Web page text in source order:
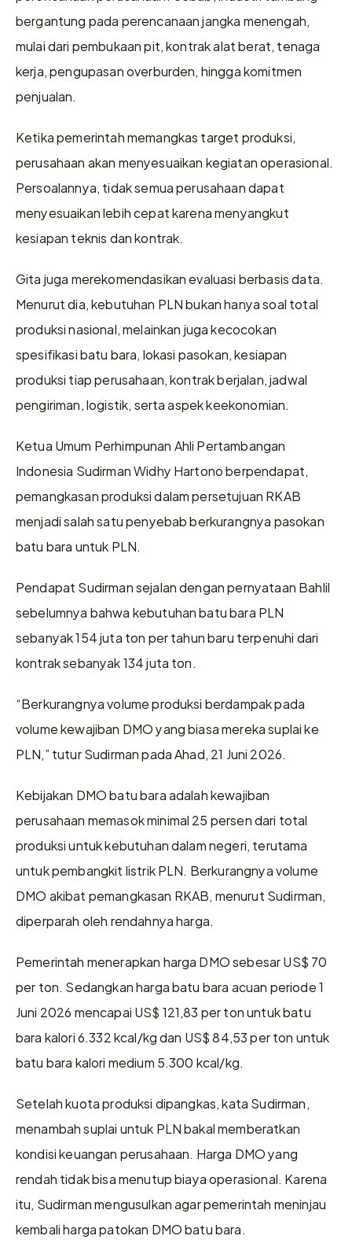
bergantung pada perencanaan jangka menengah,
mulai dari pembukaan pit, kontrak alat berat, tenaga
kerja, pengupasan overburden, hingga komitmen
penjualan.
Ketika pemerintah memangkas target produksi,
perusahaan akan menyesuaikan kegiatan operasional.
Persoalannya, tidak semua perusahaan dapat
menyesuaikan lebih cepat karena menyangkut
kesiapan teknis dan kontrak.
Gita juga merekomendasikan evaluasi berbasis data.
Menurut dia, kebutuhan PLN bukan hanya soal total
produksi nasional, melainkan juga kecocokan
spesifikasi batu bara, lokasi pasokan, kesiapan
produksi tiap perusahaan, kontrak berjalan, jadwal
pengiriman, logistik, serta aspek keekonomian.
Ketua Umum Perhimpunan Ahli Pertambangan
Indonesia Sudirman Widhy Hartono berpendapat,
pemangkasan produksi dalam persetujuan RKAB
menjadi salah satu penyebab berkurangnya pasokan
batu bara untuk PLN.
Pendapat Sudirman sejalan dengan pernyataan Bahlil
sebelumnya bahwa kebutuhan batu bara PLN
sebanyak 154 juta ton per tahun baru terpenuhi dari
kontrak sebanyak 134 juta ton.
“Berkurangnya volume produksi berdampak pada
volume kewajiban DMO yang biasa mereka suplai ke
PLN,” tutur Sudirman pada Ahad, 21 Juni 2026.
Kebijakan DMO batu bara adalah kewajiban
perusahaan memasok minimal 25 persen dari total
produksi untuk kebutuhan dalam negeri, terutama
untuk pembangkit listrik PLN. Berkurangnya volume
DMO akibat pemangkasan RKAB, menurut Sudirman,
diperparah oleh rendahnya harga.
Pemerintah menerapkan harga DMO sebesar US$ 70
per ton. Sedangkan harga batu bara acuan periode 1
Juni 2026 mencapai US$ 121,83 per ton untuk batu
bara kalori 6.332 kcal/kg dan US$ 84,53 per ton untuk
batu bara kalori medium 5.300 kcal/kg.
Setelah kuota produksi dipangkas, kata Sudirman,
menambah suplai untuk PLN bakal memberatkan
kondisi keuangan perusahaan. Harga DMO yang
rendah tidak bisa menutup biaya operasional. Karena
itu, Sudirman mengusulkan agar pemerintah meninjau
kembali harga patokan DMO batu bara.